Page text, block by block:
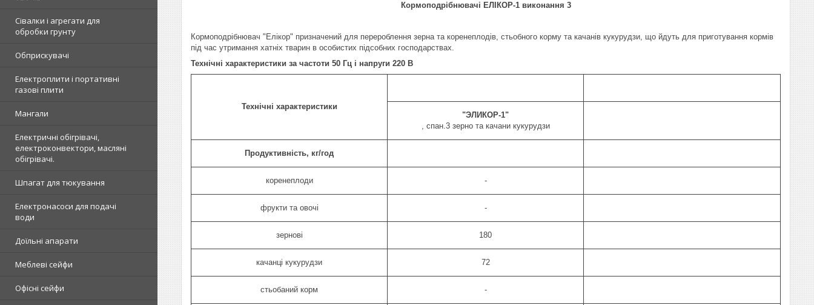
Сівалки і агрегати для
обробки грунту
Обприскувачі
Електроплити і портативні
газові плити
Мангали
Електричні обігрівачі,
електроконвектори, масляні
обігрівачі.
Шпагат для тюкування
Електронасоси для подачі
води
Доїльні апарати
Меблеві сейфи
Офісні сейфи
Кормоподрібнювачі ЕЛІКОР-1 виконання 3
Кормоподрібнювач "Елікор" призначений для перероблення зерна та коренеплодів, стьобного корму та качанів кукурудзи, що йдуть для приготування кормів
під час утримання хатніх тварин в особистих підсобних господарствах.
Технічні характеристики за частоти 50 Гц і напруги 220 В
Технічні характеристики
"ЭЛИКОР-1"
, спан.3 зерно та качани кукурудзи
Продуктивність, кг/год
коренеплоди -
фрукти та овочі -
зернові 180
качанці кукурудзи 72
стьобаний корм -